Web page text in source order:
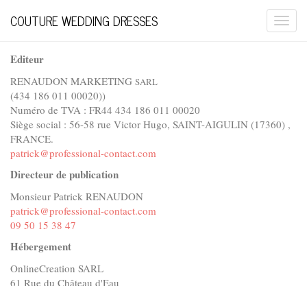
COUTURE WEDDING DRESSES
Editeur
RENAUDON MARKETING SARL
(434 186 011 00020))
Numéro de TVA : FR44 434 186 011 00020
Siège social : 56-58 rue Victor Hugo, SAINT-AIGULIN (17360) ,
FRANCE.
patrick@professional-contact.com
Directeur de publication
Monsieur Patrick RENAUDON
patrick@professional-contact.com
09 50 15 38 47
Hébergement
OnlineCreation SARL
61 Rue du Château d'Eau